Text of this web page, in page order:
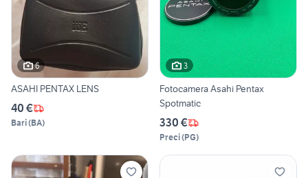
6
ASAHI PENTAX LENS
40 €
Bari(BA)
3
Fotocamera Asahi Pentax
Spotmatic
330 €
Preci(PG)